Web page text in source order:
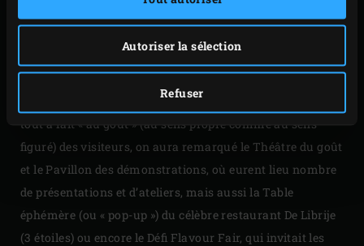
Autoriser la sélection
Refuser
mais aussi d’en apprendre plus sur les fantastiques
possibilités offertes par le Big Green Egg et de faire
siennes de nouvelles techniques. Parmi les nouveautés
tout à fait « au goût » (au sens propre comme au sens
figuré) des visiteurs, on aura remarqué le Théâtre du goût
et le Pavillon des démonstrations, où eurent lieu nombre
de présentations et d’ateliers, mais aussi la Table
éphémère (ou « pop-up ») du célèbre restaurant De Librije
(3 étoiles) ou encore le Défi Flavour Fair, qui invitait les